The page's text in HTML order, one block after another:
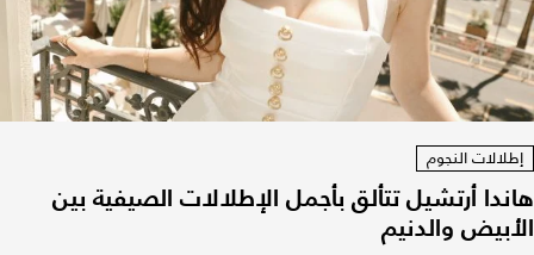
إطلالات النجوم
هاندا أرتشيل تتألق بأجمل الإطلالات الصيفية بين
الأبيض والدنيم